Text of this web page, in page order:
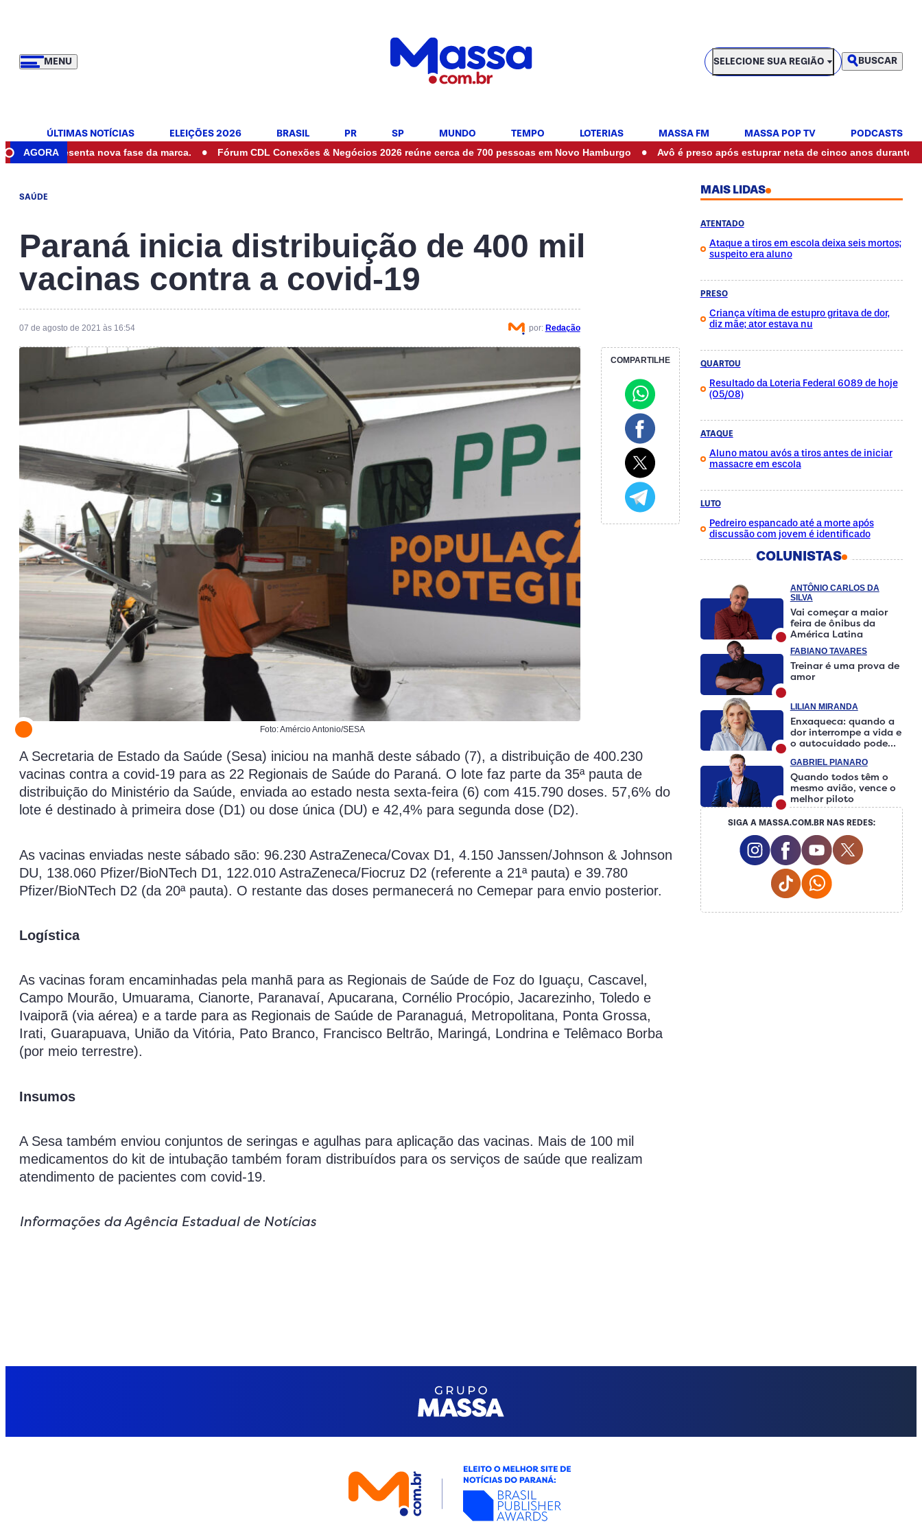
MENU
SELECIONE SUA REGIÃO
SELECIONE SUA REGIÃO BUSCAR
ÚLTIMAS NOTÍCIAS ELEIÇÕES 2026 BRASIL PR SP MUNDO TEMPO LOTERIAS MASSA FM MASSA POP TV PODCASTS
AGORA
apresenta nova fase da marca. • Fórum CDL Conexões & Negócios 2026 reúne cerca de 700 pessoas em Novo Hamburgo • Avô é preso após estuprar neta de cinco anos durante ceia •
SAÚDE
Paraná inicia distribuição de 400 mil
vacinas contra a covid-19
07 de agosto de 2021 às 16:54 por: Redação
Foto: Amércio Antonio/SESA
COMPARTILHE
A Secretaria de Estado da Saúde (Sesa) iniciou na manhã deste sábado (7), a distribuição de 400.230
vacinas contra a covid-19 para as 22 Regionais de Saúde do Paraná. O lote faz parte da 35ª pauta de
distribuição do Ministério da Saúde, enviada ao estado nesta sexta-feira (6) com 415.790 doses. 57,6% do
lote é destinado à primeira dose (D1) ou dose única (DU) e 42,4% para segunda dose (D2).
As vacinas enviadas neste sábado são: 96.230 AstraZeneca/Covax D1, 4.150 Janssen/Johnson & Johnson
DU, 138.060 Pfizer/BioNTech D1, 122.010 AstraZeneca/Fiocruz D2 (referente a 21ª pauta) e 39.780
Pfizer/BioNTech D2 (da 20ª pauta). O restante das doses permanecerá no Cemepar para envio posterior.
Logística
As vacinas foram encaminhadas pela manhã para as Regionais de Saúde de Foz do Iguaçu, Cascavel,
Campo Mourão, Umuarama, Cianorte, Paranavaí, Apucarana, Cornélio Procópio, Jacarezinho, Toledo e
Ivaiporã (via aérea) e a tarde para as Regionais de Saúde de Paranaguá, Metropolitana, Ponta Grossa,
Irati, Guarapuava, União da Vitória, Pato Branco, Francisco Beltrão, Maringá, Londrina e Telêmaco Borba
(por meio terrestre).
Insumos
A Sesa também enviou conjuntos de seringas e agulhas para aplicação das vacinas. Mais de 100 mil
medicamentos do kit de intubação também foram distribuídos para os serviços de saúde que realizam
atendimento de pacientes com covid-19.
Informações da Agência Estadual de Notícias
MAIS LIDAS
ATENTADO
Ataque a tiros em escola deixa seis mortos;
suspeito era aluno
PRESO
Criança vítima de estupro gritava de dor,
diz mãe; ator estava nu
QUARTOU
Resultado da Loteria Federal 6089 de hoje
(05/08)
ATAQUE
Aluno matou avós a tiros antes de iniciar
massacre em escola
LUTO
Pedreiro espancado até a morte após
discussão com jovem é identificado
COLUNISTAS
ANTÔNIO CARLOS DA
SILVA
Vai começar a maior
feira de ônibus da
América Latina
FABIANO TAVARES
Treinar é uma prova de
amor
LILIAN MIRANDA
Enxaqueca: quando a
dor interrompe a vida e
o autocuidado pode
GABRIEL PIANARO
Quando todos têm o
mesmo avião, vence o
melhor piloto
SIGA A MASSA.COM.BR NAS REDES:
Instagram Social Media
Facebook Social Media
Youtube Social
Twitter
Tiktok Social Media
Whatsapp Social